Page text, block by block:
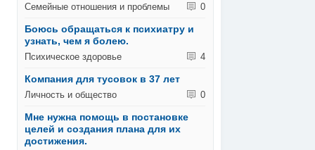
Семейные отношения и проблемы 0
Боюсь обращаться к психиатру и
узнать, чем я болею.
Психическое здоровье 4
Компания для тусовок в 37 лет
Личность и общество 0
Мне нужна помощь в постановке
целей и создания плана для их
достижения.